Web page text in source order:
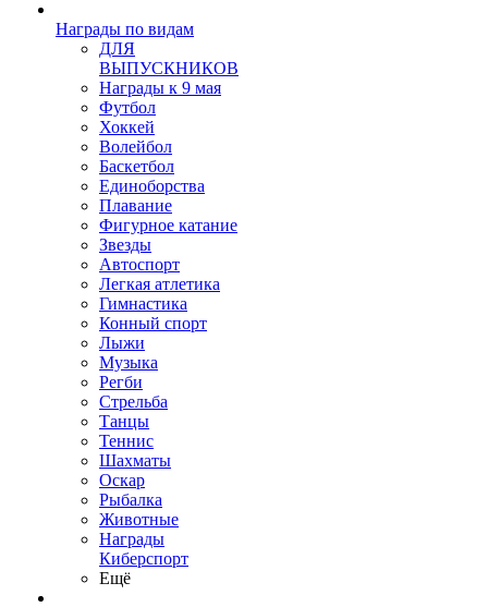
Награды по видам
ДЛЯ
ВЫПУСКНИКОВ
Награды к 9 мая
Футбол
Хоккей
Волейбол
Баскетбол
Единоборства
Плавание
Фигурное катание
Звезды
Автоспорт
Легкая атлетика
Гимнастика
Конный спорт
Лыжи
Музыка
Регби
Стрельба
Танцы
Теннис
Шахматы
Оскар
Рыбалка
Животные
Награды
Киберспорт
Ещё